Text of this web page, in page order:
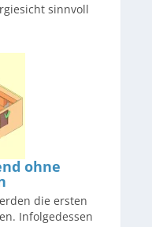
sinnvoll
ohne
die ersten
Infolgedessen